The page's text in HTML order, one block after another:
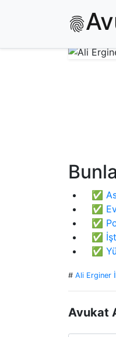
Ali
✅
✅
✅
✅
✅
# Ali Erginer
Avukat